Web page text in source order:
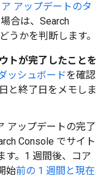
ア アップデートのタ
合は、Search
うかを判断します。
トが完了したことを
ッシュボードを確認
と終了日をメモしま
アップデートの完了
Console でサイト
す。1 週間後、コア
始前の 1 週間と現在